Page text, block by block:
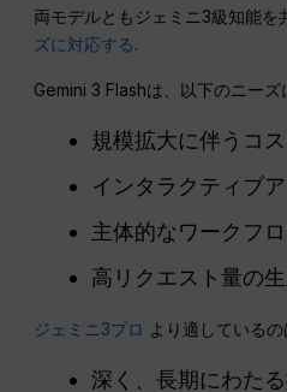
両モデルともジェミニ3級知能
ズに対応する.
Gemini 3 Flashは、以下のニーズ
規模拡大に伴うコ
インタラクティブ
主体的なワークフ
高リクエスト量の
ジェミニ3プロ より適しているの
深く、長期にわた